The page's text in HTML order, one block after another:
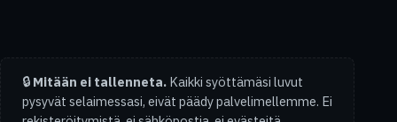
🔒 Mitään ei tallenneta. Kaikki syöttämäsi luvut
pysyvät selaimessasi, eivät päädy palvelimellemme. Ei